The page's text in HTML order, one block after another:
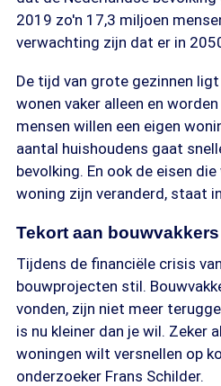
2019 zo'n 17,3 miljoen
verwachting zijn dat er in
De tijd van grote gezinnen
wonen vaker alleen en
mensen willen een eigen
aantal huishoudens gaat
bevolking. En ook de eisen
woning zijn veranderd, staat
Tekort aan bouwvakkers
Tijdens de financiële crisis
bouwprojecten stil.
vonden, zijn niet meer
is nu kleiner dan je wil. Zeker
woningen wilt versnellen op
onderzoeker Frans Schilder.